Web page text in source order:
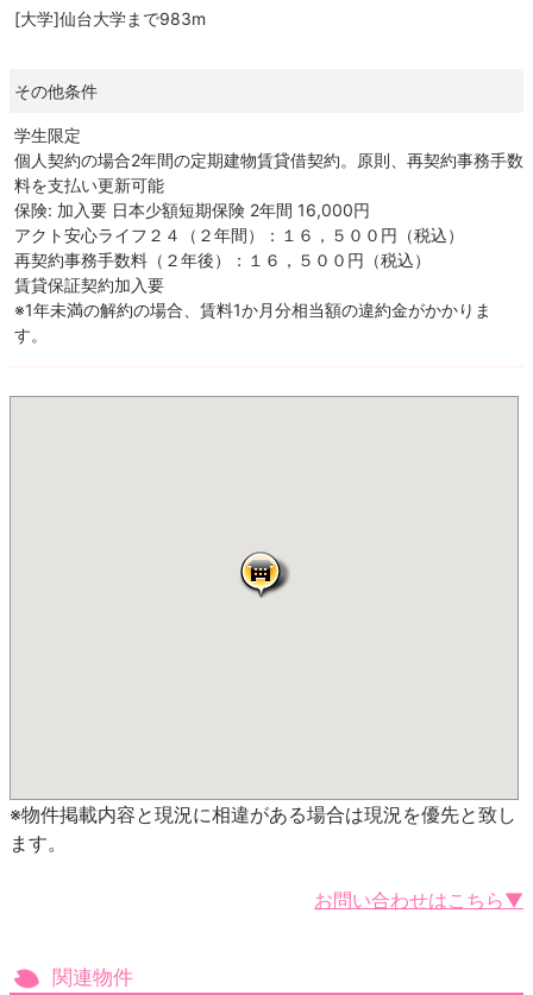
[大学]仙台大学まで983m
その他条件
学生限定
個人契約の場合2年間の定期建物賃貸借契約。原則、再契約事務手数
料を支払い更新可能
保険: 加入要 日本少額短期保険 2年間 16,000円
アクト安心ライフ２４（２年間）：１６，５００円（税込）
再契約事務手数料（２年後）：１６，５００円（税込）
賃貸保証契約加入要
※1年未満の解約の場合、賃料1か月分相当額の違約金がかかりま
す。
※物件掲載内容と現況に相違がある場合は現況を優先と致し
ます。
お問い合わせはこちら▼
関連物件